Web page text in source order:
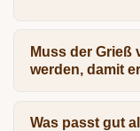
Muss der Grieß
werden, damit
Was passt gut